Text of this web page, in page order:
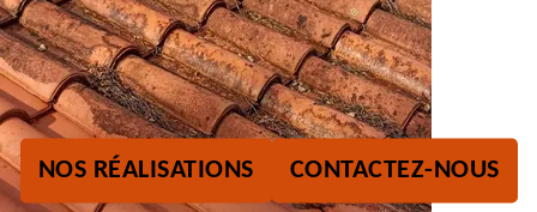
NOS RÉALISATIONS CONTACTEZ-NOUS